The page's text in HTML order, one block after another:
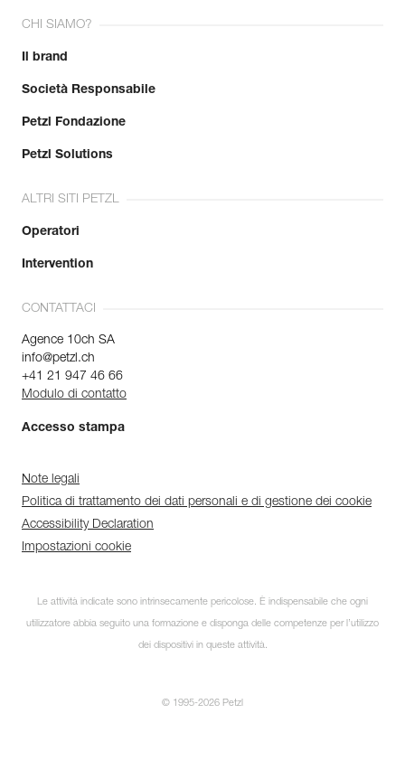
CHI SIAMO?
Il brand
Società Responsabile
Petzl Fondazione
Petzl Solutions
ALTRI SITI PETZL
Operatori
Intervention
CONTATTACI
Agence 10ch SA
info@petzl.ch
+41 21 947 46 66
Modulo di contatto
Accesso stampa
Note legali
Politica di trattamento dei dati personali e di gestione dei cookie
Accessibility Declaration
Impostazioni cookie
Le attività indicate sono intrinsecamente pericolose. È indispensabile che ogni
utilizzatore abbia seguito una formazione e disponga delle competenze per l’utilizzo
dei dispositivi in queste attività.
© 1995-2026 Petzl